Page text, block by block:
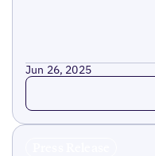
Jun 26, 2025
Read more